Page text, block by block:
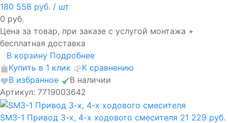
180 558 руб. / шт
0 руб.
Цена за товар, при заказе с услугой монтажа +
бесплатная доставка
В корзину Подробнее
Купить в 1 клик
К сравнению
В избранное
В наличии
Артикул: 7719003642
SM3-1 Привод 3-х, 4-х ходового смесителя 21 229 руб.